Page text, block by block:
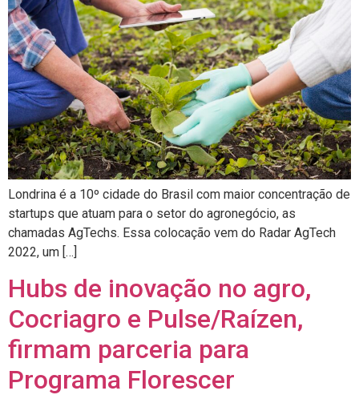
Londrina é a 10º cidade do Brasil com maior concentração de
startups que atuam para o setor do agronegócio, as
chamadas AgTechs. Essa colocação vem do Radar AgTech
2022, um […]
Hubs de inovação no agro,
Cocriagro e Pulse/Raízen,
firmam parceria para
Programa Florescer